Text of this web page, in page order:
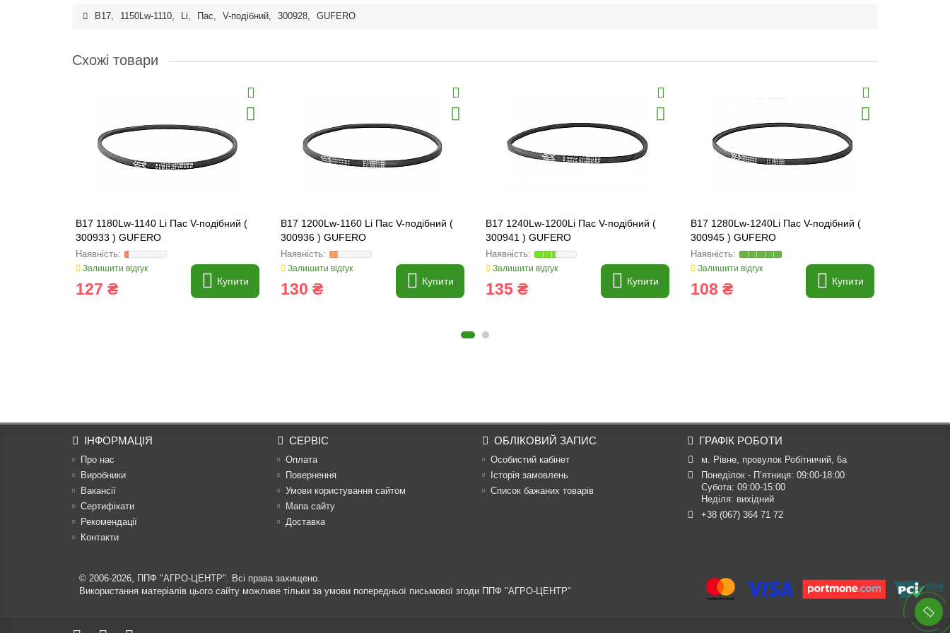
B17, 1150Lw-1110, Li, Пас, V-подібний, 300928, GUFERO
Схожі товари
B17 1180Lw-1140 Li Пас V-подібний (
300933 ) GUFERO
Залишити відгук
127 ₴ Купити
B17 1200Lw-1160 Li Пас V-подібний (
300936 ) GUFERO
Залишити відгук
130 ₴ Купити
B17 1240Lw-1200Li Пас V-подібний (
300941 ) GUFERO
Залишити відгук
135 ₴ Купити
B17 1280Lw-1240Li Пас V-подібний (
300945 ) GUFERO
Залишити відгук
108 ₴ Купити
ІНФОРМАЦІЯ
Про нас
Виробники
Вакансії
Сертифікати
Рекомендації
Контакти
СЕРВІС
Оплата
Повернення
Умови користування сайтом
Мапа сайту
Доставка
ОБЛІКОВИЙ ЗАПИС
Особистий кабінет
Історія замовлень
Список бажаних товарів
ГРАФІК РОБОТИ
м. Рівне, провулок Робітничий, 6а
Понеділок - П’ятниця: 09:00-18:00
Субота: 09:00-15:00
Неділя: вихідний
+38 (067) 364 71 72
© 2006-2026, ППФ "АГРО-ЦЕНТР". Всі права захищено.
Використання матеріалів цього сайту можливе тільки за умови попередньої письмової згоди ППФ "АГРО-ЦЕНТР"